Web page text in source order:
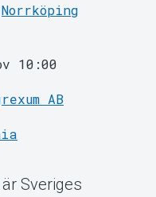
Norrköping
10:00
AB
Sveriges